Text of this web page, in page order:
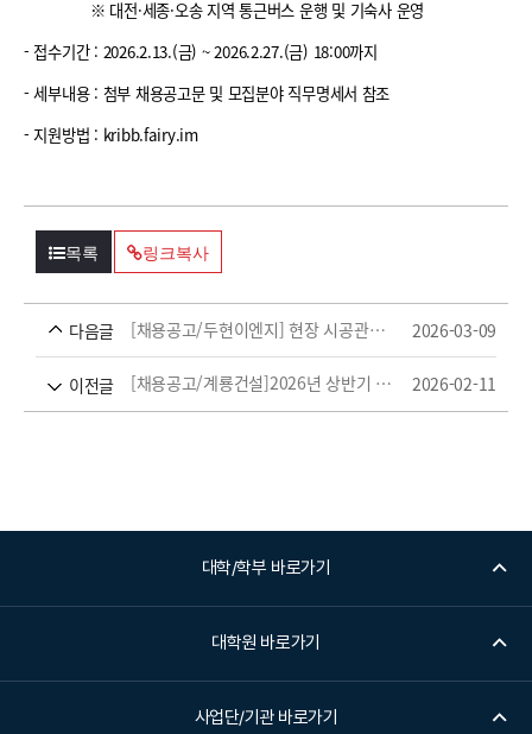
※ 대전·세종·오송 지역 통근버스 운행 및 기숙사 운영
- 접수기간 : 2026.2.13.(금) ~ 2026.2.27.(금) 18:00까지
- 세부내용 : 첨부 채용공고문 및 모집분야 직무명세서 참조
- 지원방법 : kribb.fairy.im
목록 링크복사
다음글 [채용공고/두현이엔지] 현장 시공관리 설계 신입사원 채용공고(종료) 2026-03-09
이전글 [채용공고/계룡건설]2026년 상반기 채용연계형 인턴 공개채용(종료) 2026-02-11
대학/학부 바로가기
대학원 바로가기
사업단/기관 바로가기